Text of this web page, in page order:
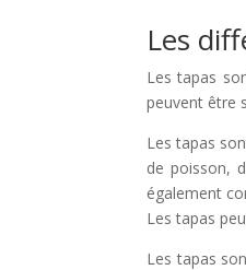
Les
Les tapas
peuvent être
Les tapas
de poisson,
également
Les tapas
Les tapas